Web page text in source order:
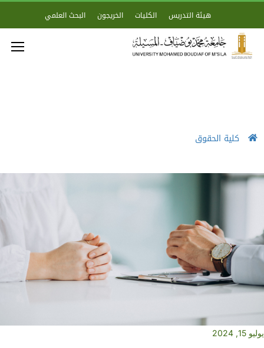
هيئة التدريس الكليات الخريجون البحث العلمي
كلية الحقوق
يوليو 15, 2024